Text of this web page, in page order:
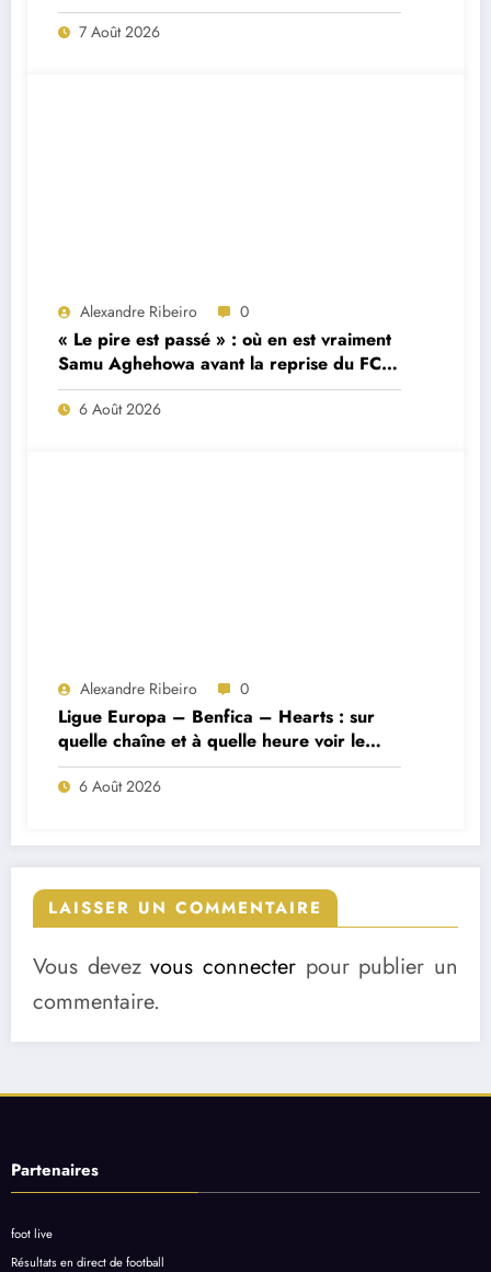
7 Août 2026
Alexandre Ribeiro 0
« Le pire est passé » : où en est vraiment
Samu Aghehowa avant la reprise du FC
Porto ?
6 Août 2026
Alexandre Ribeiro 0
Ligue Europa – Benfica – Hearts : sur
quelle chaîne et à quelle heure voir le
match ?
6 Août 2026
LAISSER UN COMMENTAIRE
Vous devezvous connecter pour publier un
commentaire.
Partenaires
foot live
Résultats en direct de football